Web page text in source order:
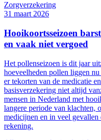
Zorgverzekering
31 maart 2026
Hooikoortsseizoen
en vaak niet vergoed
Het pollenseizoen is dit jaar
hoeveelheden pollen liggen
er tekorten van de medicatie
basisverzekering niet altijd
mensen in Nederland met
langere periode van klachten,
medicijnen en in veel
rekening.